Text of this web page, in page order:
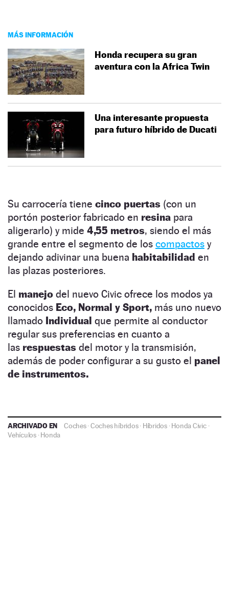
MÁS INFORMACIÓN
Honda recupera su gran
aventura con la Africa Twin
Una interesante propuesta
para futuro híbrido de Ducati
Su carrocería tiene cinco puertas (con un
portón posterior fabricado en resina para
aligerarlo) y mide 4,55 metros, siendo el más
grande entre el segmento de los compactos y
dejando adivinar una buena habitabilidad en
las plazas posteriores.
El manejo del nuevo Civic ofrece los modos ya
conocidos Eco, Normal y Sport, más uno nuevo
llamado Individual que permite al conductor
regular sus preferencias en cuanto a
las respuestas del motor y la transmisión,
además de poder configurar a su gusto el panel
de instrumentos.
ARCHIVADO EN Coches·Coches híbridos· Híbridos ·Honda Civic·
Vehículos·Honda